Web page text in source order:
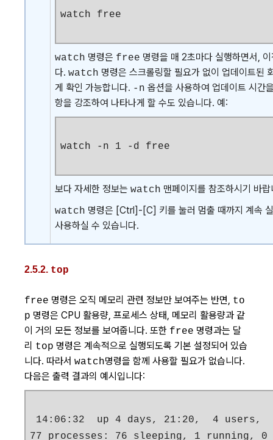
watch free
watch 명령은 free 명령을 매 2초마다 실행하면서,
다. watch 명령은 스크롤링할 필요가 없이 업데이트된
게 확인 가능합니다. -n 옵션을 사용하여 업데이트 시간
항을 강조하여 나타나게 할 수도 있습니다. 예:
watch -n 1 -d free
보다 자세한 정보는 watch 맨페이지를 참조하시기 바랍
watch 명령은 [Ctrl] - [C] 키를 눌러 멈출 때까지 계속
사용하실 수 있습니다.
2.5.2. top
free 명령은 오직 메모리 관련 정보만 보여주는 반면,
to
p 명령은 CPU 활용량, 프로세스 상태, 메모리 활용량과 같
이 거의 모든 정보를 보여줍니다. 또한 free 명령과는 달
리 top 명령은 계속적으로 실행되도록 기본 설정되어 있습
니다. 따라서 watch명령을 함께 사용할 필요가 없습니다.
다음은 출력 결과의 예시입니다:
14:06:32  up 4 days, 21:20,  4 users,
77 processes: 76 sleeping, 1 running, 0